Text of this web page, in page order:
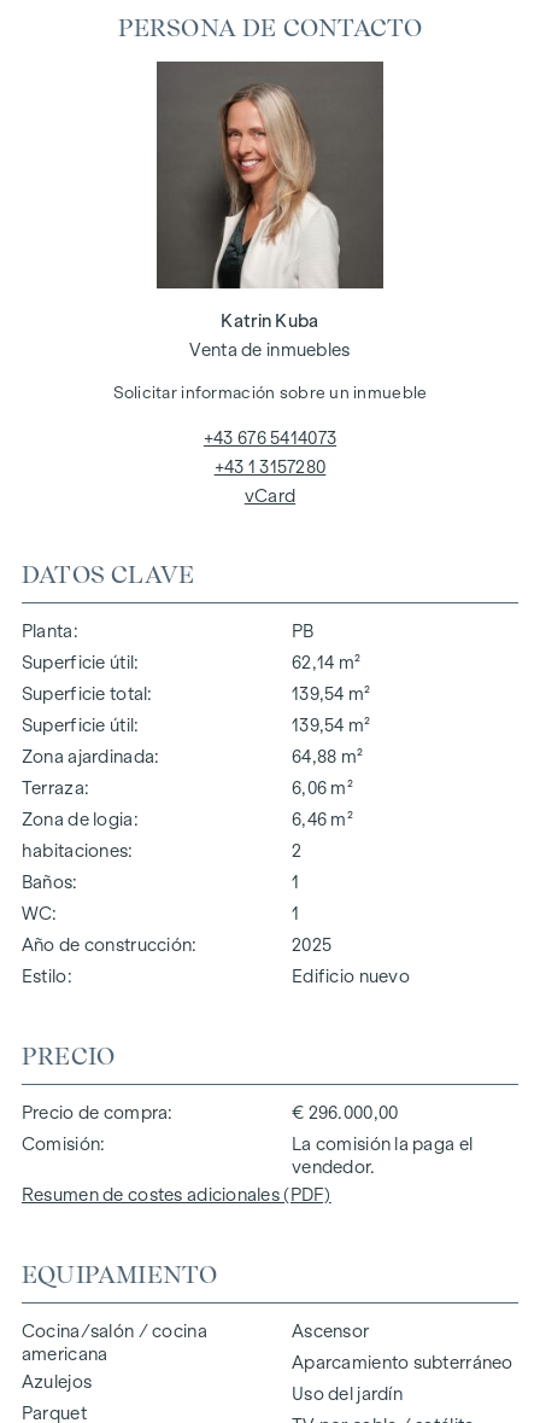
DATOS CLAVE
Planta
PB
Superficie útil
62,14 m²
Superficie total
139,54 m²
Superficie útil
139,54 m²
Zona ajardinada
64,88 m²
Terraza
6,06 m²
Zona de logia
6,46 m²
habitaciones
2
Baños
1
WC
1
Año de construcción
2025
Estilo
Edificio nuevo
PRECIO
Precio de compra
€ 296.000,00
Comisión
La comisión la paga el
vendedor.
Resumen de costes adicionales (PDF)
EQUIPAMIENTO
Cocina/salón / cocina
americana
Azulejos
Parquet
Ascensor
Aparcamiento subterráneo
Uso del jardín
PERSONA DE CONTACTO
Katrin Kuba
Venta de inmuebles
Solicitar información sobre un inmueble
+43 676 5414073
+43 1 3157280
vCard